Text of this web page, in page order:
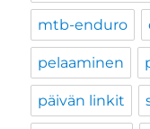
mtb-enduro
pelaaminen
päivän linkit